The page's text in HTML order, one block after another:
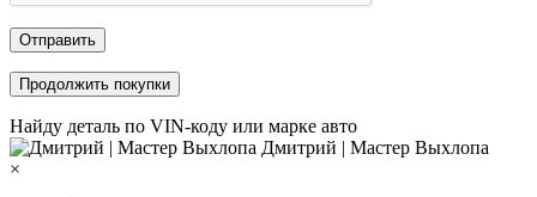
Отправить
Продолжить покупки
Найду деталь по VIN-коду или марке авто
Дмитрий | Мастер Выхлопа
×